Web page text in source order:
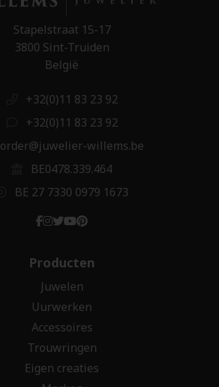
Stapelstraat 15-17
3800 Sint-Truiden
België
+32(0)11 83 23 92
+32(0)11 83 23 92
order@juwelier-willems.be
BE0478.339.464
BE 27 7330 0979 1673
Producten
Juwelen
Uurwerken
Accessoires
Trouwringen
Eigen creaties